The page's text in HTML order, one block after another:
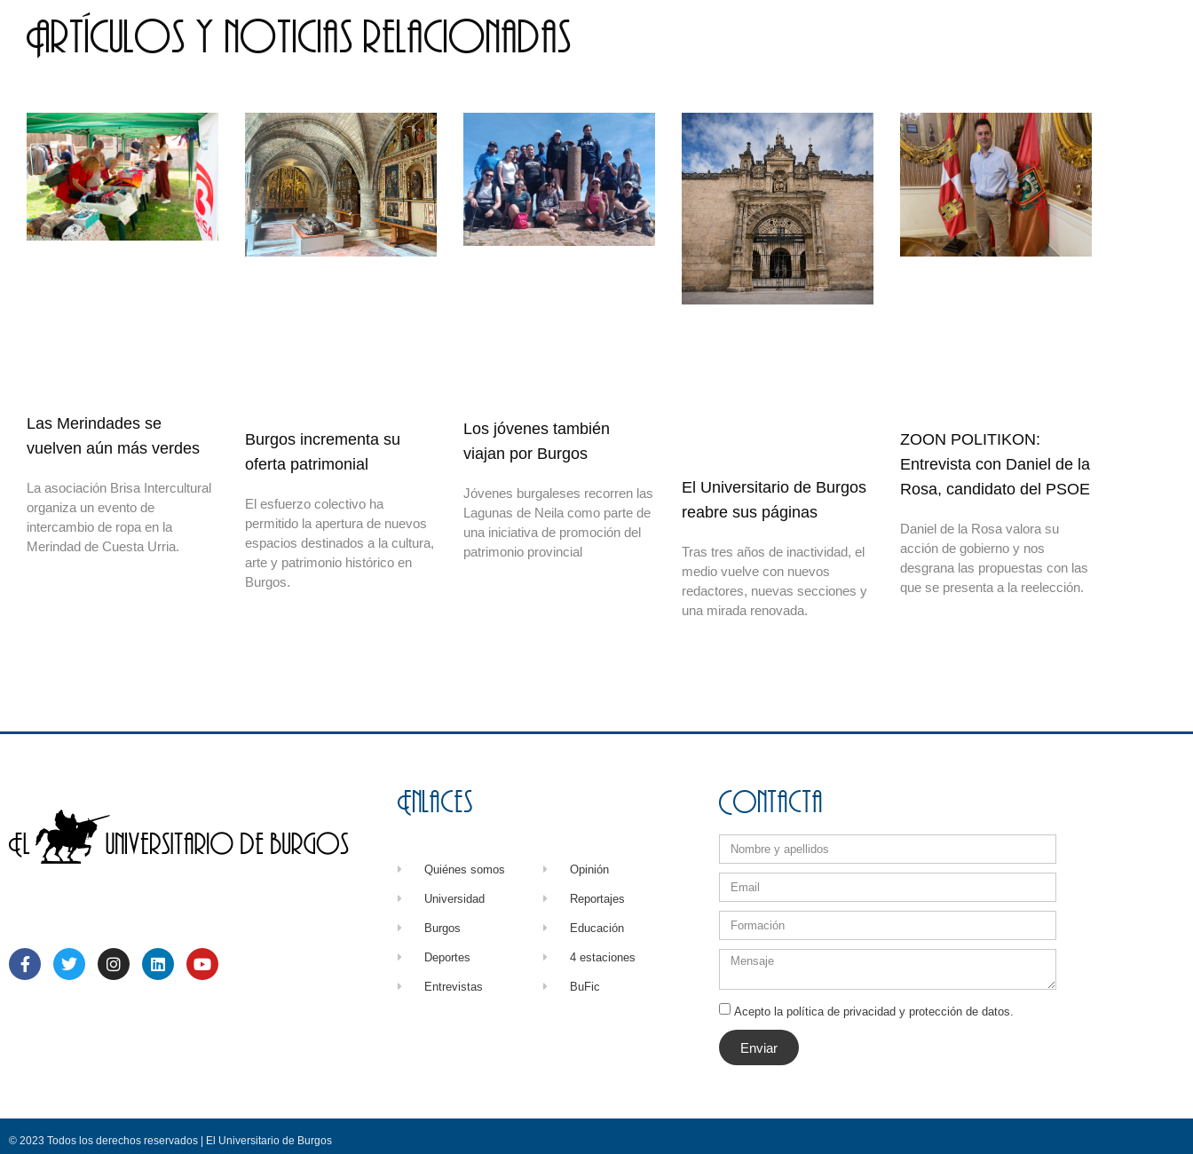
Artículos y noticias relacionadas
Las Merindades se
vuelven aún más verdes
La asociación Brisa Intercultural
organiza un evento de
intercambio de ropa en la
Merindad de Cuesta Urria.
Burgos incrementa su
oferta patrimonial
El esfuerzo colectivo ha
permitido la apertura de nuevos
espacios destinados a la cultura,
arte y patrimonio histórico en
Burgos.
Los jóvenes también
viajan por Burgos
Jóvenes burgaleses recorren las
Lagunas de Neila como parte de
una iniciativa de promoción del
patrimonio provincial
El Universitario de Burgos
reabre sus páginas
Tras tres años de inactividad, el
medio vuelve con nuevos
redactores, nuevas secciones y
una mirada renovada.
ZOON POLITIKON:
Entrevista con Daniel de la
Rosa, candidato del PSOE
Daniel de la Rosa valora su
acción de gobierno y nos
desgrana las propuestas con las
que se presenta a la reelección.
Enlaces
Quiénes somos
Universidad
Burgos
Deportes
Entrevistas
Opinión
Reportajes
Educación
4 estaciones
BuFic
Contacta
Acepto la política de privacidad y protección de datos.
Enviar
© 2023 Todos los derechos reservados | El Universitario de Burgos